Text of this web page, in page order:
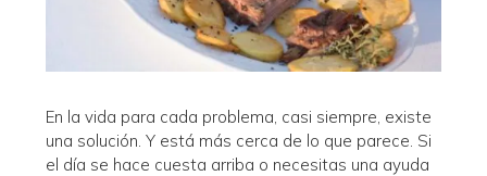
En la vida para cada problema, casi siempre, existe
una solución. Y está más cerca de lo que parece. Si
el día se hace cuesta arriba o necesitas una ayuda